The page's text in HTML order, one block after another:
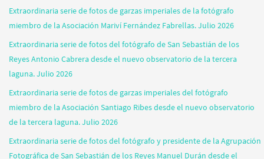
Extraordinaria serie de fotos de garzas imperiales de la fotógrafo
miembro de la Asociación Mariví Fernández Fabrellas. Julio 2026
Extraordinaria serie de fotos del fotógrafo de San Sebastián de los
Reyes Antonio Cabrera desde el nuevo observatorio de la tercera
laguna. Julio 2026
Extraordinaria serie de fotos de garzas imperiales del fotógrafo
miembro de la Asociación Santiago Ribes desde el nuevo observatorio
de la tercera laguna. Julio 2026
Extraordinaria serie de fotos del fotógrafo y presidente de la Agrupación
Fotográfica de San Sebastián de los Reyes Manuel Durán desde el